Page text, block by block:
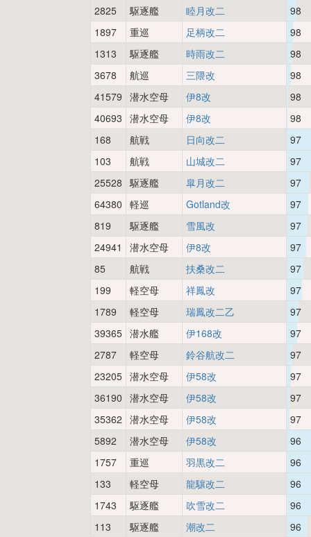
2825 駆逐艦 睦月改二
98
1897
重巡 足柄改二
98
1313
駆逐艦 時雨改二
98
3678
航巡 三隈改
98
41579 潜水空母 伊8改
98
40693 潜水空母 伊8改
98
168
航戦 日向改二
97
103
航戦 山城改二
97
25528 駆逐艦 皐月改二
97
64380 軽巡 Gotland改
97
819
駆逐艦 雪風改
97
24941
潜水空母 伊8改
97
85
航戦 扶桑改二
97
199
軽空母 祥鳳改
97
1789
軽空母 瑞鳳改二乙
97
39365 潜水艦 伊168改
97
2787
軽空母 鈴谷航改二
97
23205 潜水空母 伊58改
97
36190 潜水空母 伊58改
97
35362 潜水空母 伊58改
97
5892
潜水空母 伊58改
96
1757
重巡 羽黒改二
96
133
軽空母 龍驤改二
96
1743
駆逐艦 吹雪改二
96
113
駆逐艦 潮改二
96